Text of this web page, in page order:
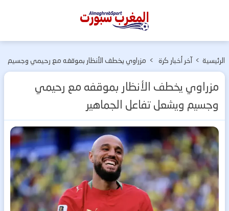
المغرب
الرئيسية > آخر أخبار كرة > مزراوي يخطف الأنظار بموقفه مع رحيمي وجسيم
ويشعل تفاعل الجماهير
مزراوي يخطف الأنظار بموقفه مع رحيمي
وجسيم ويشعل تفاعل الجماهير